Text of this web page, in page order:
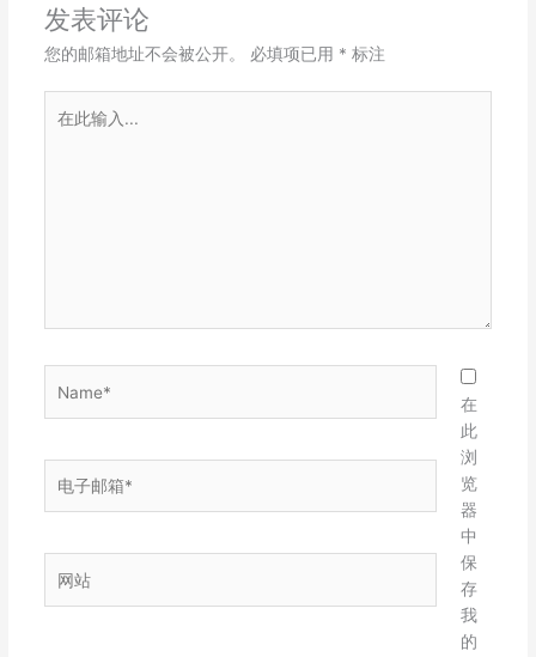
发表评论
您的邮箱地址不会被公开。 必填项已用 * 标注
箱
站
在
此
浏
览
器
中
保
存
我
的